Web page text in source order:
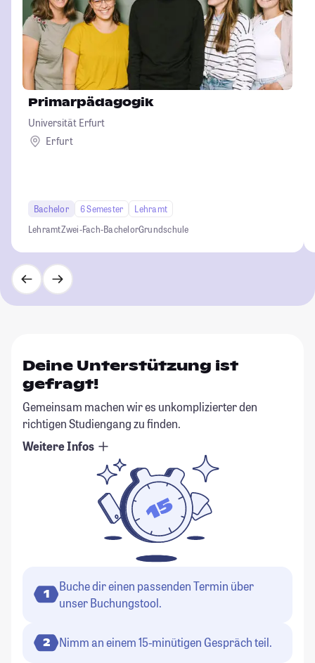
Primarpädagogik
Universität Erfurt
Erfurt
Bachelor 6 Semester
Lehramt
LehramtZwei-Fach-BachelorGrundschule
Deine Unterstützung ist
gefragt!
Gemeinsam machen wir es unkomplizierter den
richtigen Studiengang zu finden.
Weitere Infos
1
Buche dir einen passenden Termin über
unser Buchungstool.
2 Nimm an einem 15-minütigen Gespräch teil.